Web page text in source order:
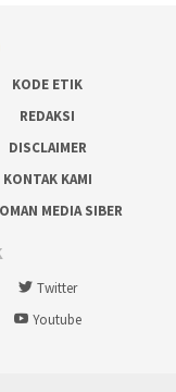
KODE ETIK
REDAKSI
DISCLAIMER
KONTAK KAMI
MEDIA SIBER
Twitter
Youtube